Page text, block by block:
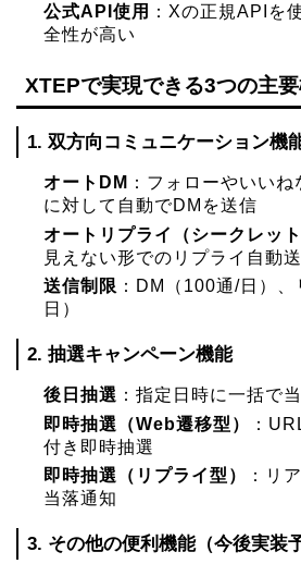
公式API使用
：Xの正規APIを
全性が高い
XTEPで実現できる3つの主
1. 双方向コミュニケーション機
オートDM ：フォローやいい
に対して自動でDMを送信
オートリプライ（シークレット
見えない形でのリプライ自動
送信制限 ：DM（100通/日）
日）
2. 抽選キャンペーン機能
後日抽選 ：指定日時に一括で
即時抽選（Web遷移型）
：
付き即時抽選
即時抽選（リプライ型）
：リ
当落通知
3. その他の便利機能（今後実装